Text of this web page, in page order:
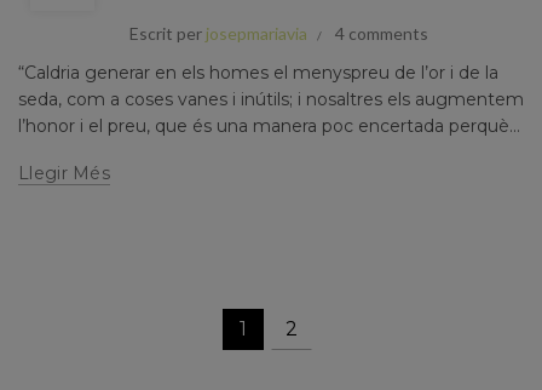
Escrit per josepmariavia 4 comments
“Caldria generar en els homes el menyspreu de l’or i de la
seda, com a coses vanes i inútils; i nosaltres els augmentem
l’honor i el preu, que és una manera poc encertada perquè...
Llegir Més
1 2